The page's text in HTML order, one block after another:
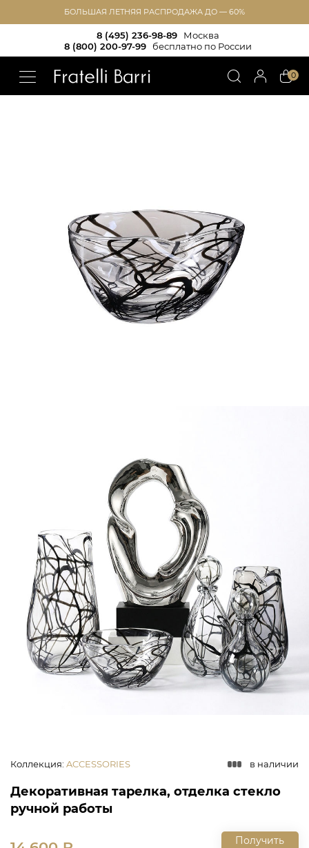
БОЛЬШАЯ ЛЕТНЯЯ РАСПРОДАЖА ДО — 60%
8 (495) 236-98-89
Москва
8 (800) 200-97-99
бесплатно по России
0
Коллекция: ACCESSORIES в наличии
Декоративная тарелка, отделка стекло
ручной работы
Получить